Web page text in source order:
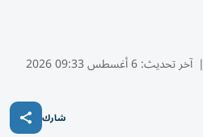
| آخر تحديث:6 أغسطس 09:33 2026
شارك